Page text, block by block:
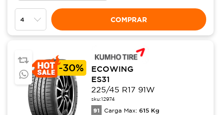
COMPRAR
-30%
ECOWING
ES31
225/45 R17 91W
sku:12974
91 Carga Max: 615 Kg